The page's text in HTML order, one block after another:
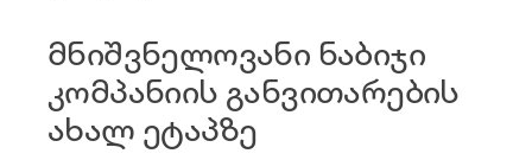
მნიშვნელოვანი ნაბიჯი
კომპანიის განვითარების
ახალ ეტაპზე